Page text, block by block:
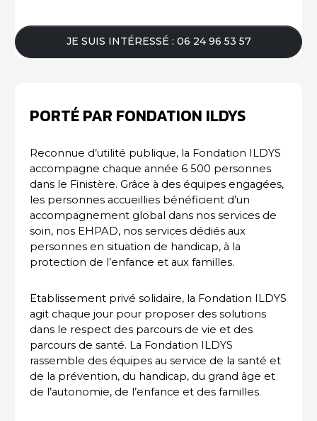
JE SUIS INTÉRESSÉ : 06 24 96 53 57
PORTÉ PAR FONDATION ILDYS
Reconnue d’utilité publique, la Fondation ILDYS
accompagne chaque année 6 500 personnes
dans le Finistère. Grâce à des équipes engagées,
les personnes accueillies bénéficient d’un
accompagnement global dans nos services de
soin, nos EHPAD, nos services dédiés aux
personnes en situation de handicap, à la
protection de l’enfance et aux familles.
Etablissement privé solidaire, la Fondation ILDYS
agit chaque jour pour proposer des solutions
dans le respect des parcours de vie et des
parcours de santé. La Fondation ILDYS
rassemble des équipes au service de la santé et
de la prévention, du handicap, du grand âge et
de l’autonomie, de l’enfance et des familles.